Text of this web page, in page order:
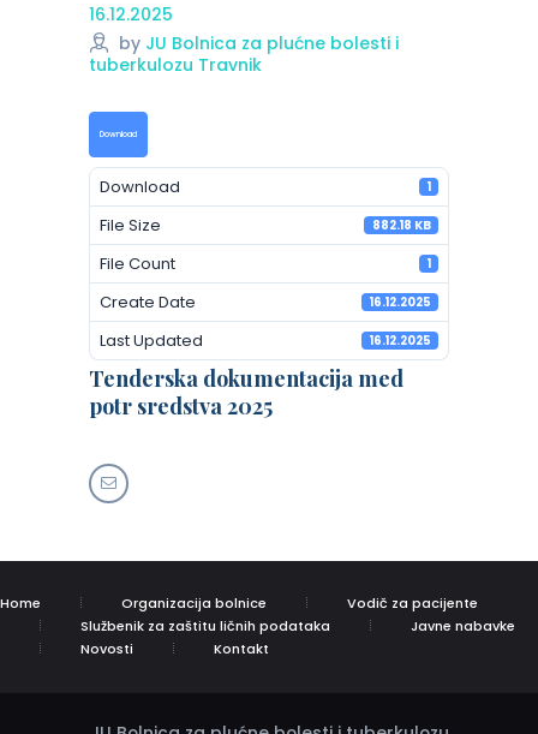
16.12.2025
by JU Bolnica za plućne bolesti i
tuberkulozu Travnik
Download
Download 1
File Size 882.18 KB
File Count 1
Create Date 16.12.2025
Last Updated 16.12.2025
Tenderska dokumentacija med
potr sredstva 2025
Home Organizacija bolnice
Vodič za pacijente
Službenik za zaštitu ličnih podataka
Javne nabavke
Novosti
Kontakt